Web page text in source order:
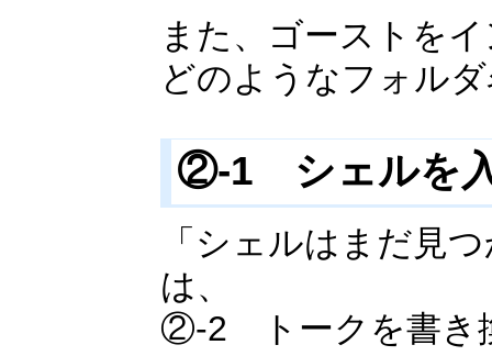
また、ゴーストを
どのようなフォル
②-1 シェルを
「シェルはまだ見
は、
②-2 トークを書き